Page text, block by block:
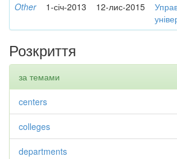
Other 1-січ-2013 12-лис-2015
Розкриття
за темами
centers
colleges
departments